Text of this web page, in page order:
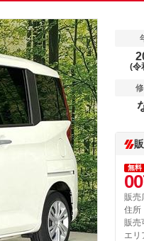
(令
無料
販売
住所
販売
エリ